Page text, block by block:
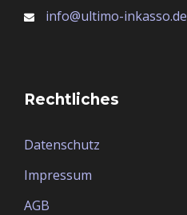
info@ultimo-inkasso.de
Rechtliches
Datenschutz
Impressum
AGB